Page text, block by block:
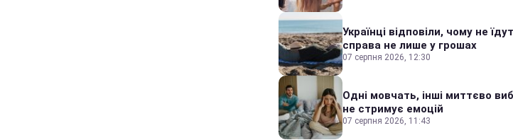
Українці відповіли, чому не
справа не лише у грошах
07 серпня 2026, 12:30
Одні мовчать, інші миттєво
не стримує емоцій
07 серпня 2026, 11:43